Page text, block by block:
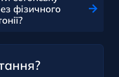
фізичного